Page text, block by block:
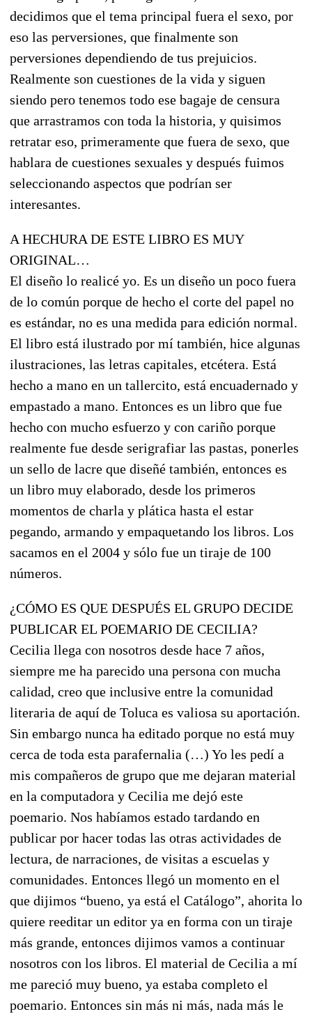
decidimos que el tema principal fuera el sexo, por
eso las perversiones, que finalmente son
perversiones dependiendo de tus prejuicios.
Realmente son cuestiones de la vida y siguen
siendo pero tenemos todo ese bagaje de censura
que arrastramos con toda la historia, y quisimos
retratar eso, primeramente que fuera de sexo, que
hablara de cuestiones sexuales y después fuimos
seleccionando aspectos que podrían ser
interesantes.
A HECHURA DE ESTE LIBRO ES MUY
ORIGINAL…
El diseño lo realicé yo. Es un diseño un poco fuera
de lo común porque de hecho el corte del papel no
es estándar, no es una medida para edición normal.
El libro está ilustrado por mí también, hice algunas
ilustraciones, las letras capitales, etcétera. Está
hecho a mano en un tallercito, está encuadernado y
empastado a mano. Entonces es un libro que fue
hecho con mucho esfuerzo y con cariño porque
realmente fue desde serigrafiar las pastas, ponerles
un sello de lacre que diseñé también, entonces es
un libro muy elaborado, desde los primeros
momentos de charla y plática hasta el estar
pegando, armando y empaquetando los libros. Los
sacamos en el 2004 y sólo fue un tiraje de 100
números.
¿CÓMO ES QUE DESPUÉS EL GRUPO DECIDE
PUBLICAR EL POEMARIO DE CECILIA?
Cecilia llega con nosotros desde hace 7 años,
siempre me ha parecido una persona con mucha
calidad, creo que inclusive entre la comunidad
literaria de aquí de Toluca es valiosa su aportación.
Sin embargo nunca ha editado porque no está muy
cerca de toda esta parafernalia (…) Yo les pedí a
mis compañeros de grupo que me dejaran material
en la computadora y Cecilia me dejó este
poemario. Nos habíamos estado tardando en
publicar por hacer todas las otras actividades de
lectura, de narraciones, de visitas a escuelas y
comunidades. Entonces llegó un momento en el
que dijimos “bueno, ya está el Catálogo”, ahorita lo
quiere reeditar un editor ya en forma con un tiraje
más grande, entonces dijimos vamos a continuar
nosotros con los libros. El material de Cecilia a mí
me pareció muy bueno, ya estaba completo el
poemario. Entonces sin más ni más, nada más le